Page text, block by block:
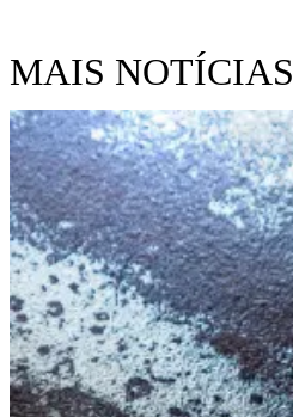
MAIS NOTÍCIAS